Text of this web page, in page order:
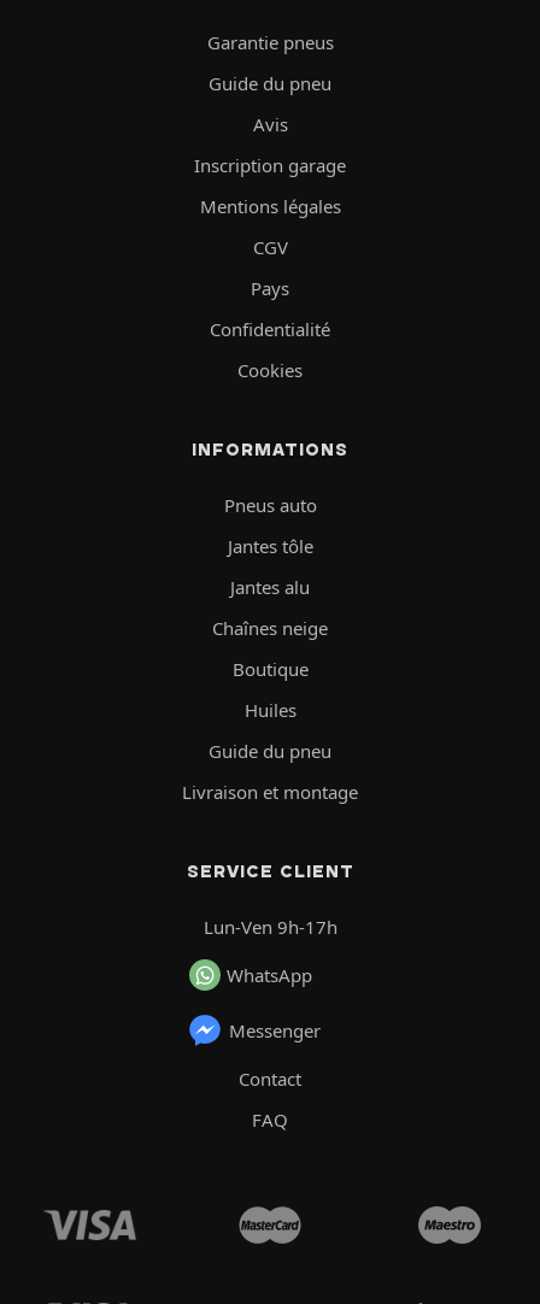
Garantie pneus
Guide du pneu
Avis
Inscription garage
Mentions légales
CGV
Pays
Confidentialité
Cookies
INFORMATIONS
Pneus auto
Jantes tôle
Jantes alu
Chaînes neige
Boutique
Huiles
Guide du pneu
Livraison et montage
SERVICE CLIENT
Lun-Ven 9h-17h
WhatsApp
Messenger
Contact
FAQ